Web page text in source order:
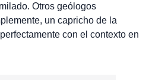
Otros geólogos
un capricho de la
con el contexto en